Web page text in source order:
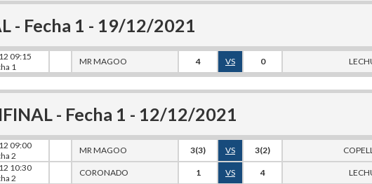
- Fecha 1 - 19/12/2021
09:15
1
MR MAGOO 4 VS 0
- Fecha 1 - 12/12/2021
09:00
2
MR MAGOO 3(3) VS 3(2)
10:30
2
CORONADO 1 VS 4